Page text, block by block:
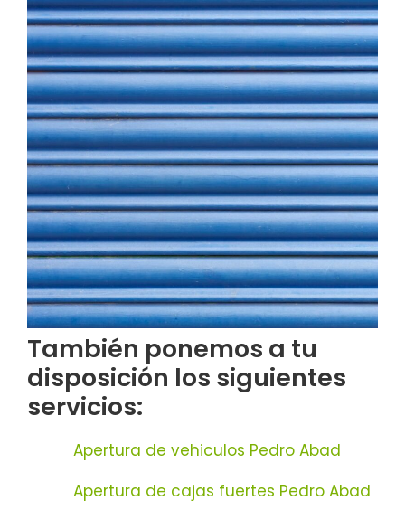
También ponemos a tu
disposición los siguientes
servicios:
Apertura de vehiculos Pedro Abad
Apertura de cajas fuertes Pedro Abad